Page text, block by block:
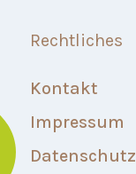
Rechtliches
Kontakt
Impressum
Datenschutz